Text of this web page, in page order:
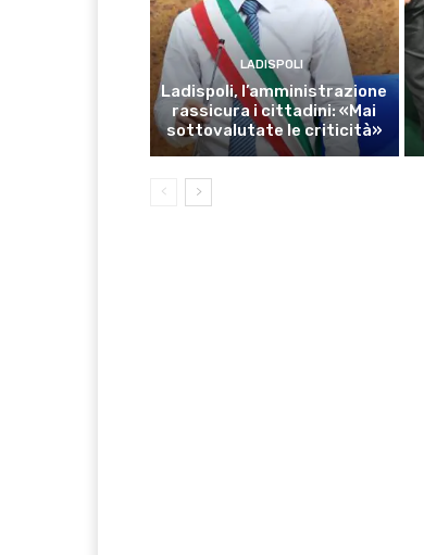
LADISPOLI
Ladispoli, l’amministrazione
rassicura i cittadini: «Mai
sottovalutate le criticità»